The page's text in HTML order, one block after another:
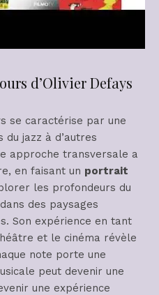
d’Olivier Defays
se caractérise par une
jazz à d’autres
approche transversale a
en faisant un portrait
les profondeurs du
des paysages
Son expérience en tant
et le cinéma révèle
note porte une
peut devenir une
une expérience